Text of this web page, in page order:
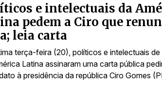
e intelectuais da
pedem a Ciro que
leia carta
terça-feira (20), políticos e intelectuais
Latina assinaram uma carta pública
à presidência da república Ciro Gomes